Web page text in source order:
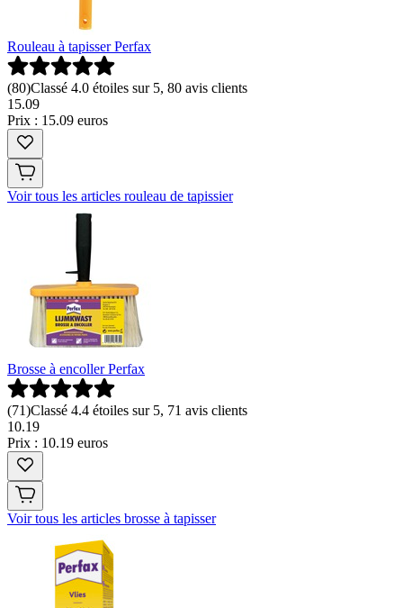
Rouleau à tapisser Perfax
(80)Classé 4.0 étoiles sur 5, 80 avis clients
15.09
Prix : 15.09 euros
Voir tous les articles rouleau de tapissier
Brosse à encoller Perfax
(71)Classé 4.4 étoiles sur 5, 71 avis clients
10.19
Prix : 10.19 euros
Voir tous les articles brosse à tapisser